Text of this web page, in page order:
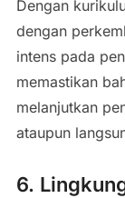
Dengan
dengan
intens pada
memastikan
melanjutkan
ataupun
6.